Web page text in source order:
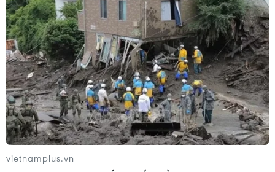
Lâm Đồng vào cao điểm vụ
cá Nam, ngư dân phấn khởi
vươn khơi
06/08/2026 09:06
Giá dầu tăng khi nhà đầu
tư thận trọng trước tình
hình Trung Đông
06/08/2026 09:03
vietnamplus.vn